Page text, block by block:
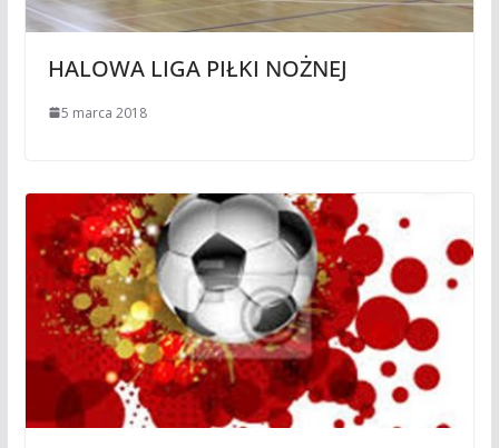
HALOWA LIGA PIŁKI NOŻNEJ
5 marca 2018